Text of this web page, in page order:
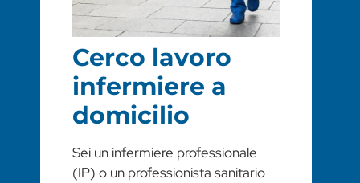
Cerco lavoro
infermiere a
domicilio
Sei un infermiere professionale
(IP) o un professionista sanitario